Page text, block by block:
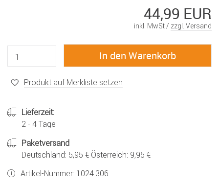
44,99 EUR
inkl. MwSt / zzgl. Versand
Produkt auf Merkliste setzen
Lieferzeit:
2 - 4 Tage
Paketversand
Deutschland: 5,95 € Österreich: 9,95 €
Artikel-Nummer: 1024.306